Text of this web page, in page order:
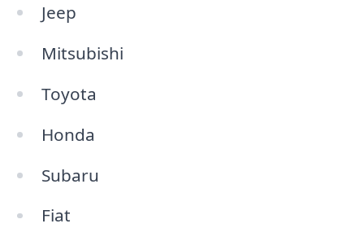
Jeep
Mitsubishi
Toyota
Honda
Subaru
Fiat